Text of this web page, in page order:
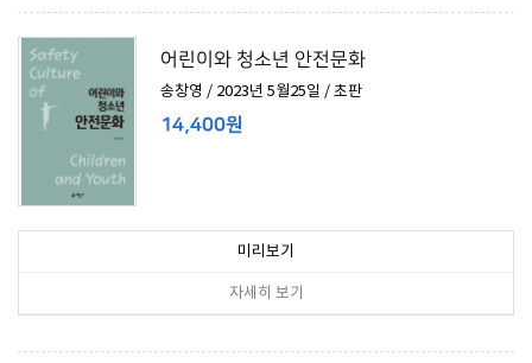
어린이와 청소년 안전문화
송창영 / 2023년 5월25일 / 초판
14,400원
미리보기
자세히 보기